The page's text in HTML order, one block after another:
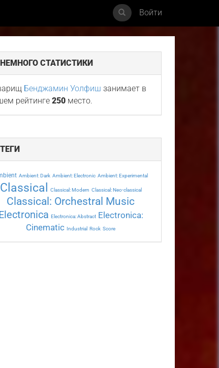
Войти
СТАТИСТИКИ
Бенджамин Уолфиш занимает в
рейтинге250 место.
ТЕГИ
Ambient: Dark Ambient: Electronic Ambient: Experimental
Classical Classical: Modern Classical: Neo-classical
Classical: Orchestral Music
Electronica: Abstract Electronica:
Cinematic Industrial Rock Score